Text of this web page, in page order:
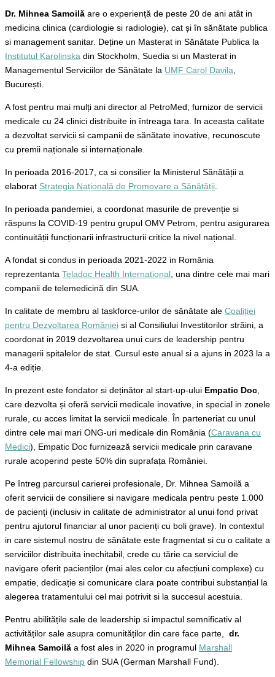
Dr. Mihnea Samoilă are o experiență de peste 20 de ani atât in
medicina clinica (cardiologie si radiologie), cat și în sănătate publica
si management sanitar. Deține un Masterat in Sănătate Publica la
Institutul Karolinska din Stockholm, Suedia si un Masterat in
Managementul Serviciilor de Sănătate la UMF Carol Davila
București.
A fost pentru mai mulți ani director al PetroMed, furnizor de servicii
medicale cu 24 clinici distribuite in întreaga tara. In aceasta calitate
a dezvoltat servicii si campanii de sănătate inovative, recunoscute
cu premii naționale si internaționale.
In perioada 2016-2017, ca si consilier la Ministerul Sănătății a
elaborat Strategia Națională de Promovare a Sănătății
In perioada pandemiei, a coordonat masurile de prevenție si
răspuns la COVID-19 pentru grupul OMV Petrom, pentru asigurarea
continuității funcționarii infrastructurii critice la nivel național.
A fondat si condus in perioada 2021-2022 in România
reprezentanta Teladoc Health International , una dintre cele mai mari
companii de telemedicină din SUA.
In calitate de membru al taskforce-urilor de sănătate ale Coaliției
pentru Dezvoltarea României si al Consiliului Investitorilor străini, a
coordonat in 2019 dezvoltarea unui curs de leadership pentru
managerii spitalelor de stat. Cursul este anual si a ajuns in 2023 la a
4-a ediție.
In prezent este fondator si deținător al start-up-ului Empatic Doc
care dezvolta și oferă servicii medicale inovative, in special in zonele
rurale, cu acces limitat la servicii medicale. În parteneriat cu unul
dintre cele mai mari ONG-uri medicale din România (Caravana cu
Medici), Empatic Doc furnizează servicii medicale prin caravane
rurale acoperind peste 50% din suprafața României.
Pe întreg parcursul carierei profesionale, Dr. Mihnea Samoilă a
oferit servicii de consiliere si navigare medicala pentru peste 1.000
de pacienți (inclusiv in calitate de administrator al unui fond privat
pentru ajutorul financiar al unor pacienți cu boli grave). In contextul
in care sistemul nostru de sănătate este fragmentat si cu o calitate a
serviciilor distribuita inechitabil, crede cu tărie ca serviciul de
navigare oferit pacienților (mai ales celor cu afecțiuni complexe) cu
empatie, dedicație si comunicare clara poate contribui substanțial la
alegerea tratamentului cel mai potrivit si la succesul acestuia.
Pentru abilitățile sale de leadership si impactul semnificativ al
activităților sale asupra comunităților din care face parte, dr.
Mihnea Samoilă a fost ales in 2020 in programul Marshall
Memorial Fellowship din SUA (German Marshall Fund).